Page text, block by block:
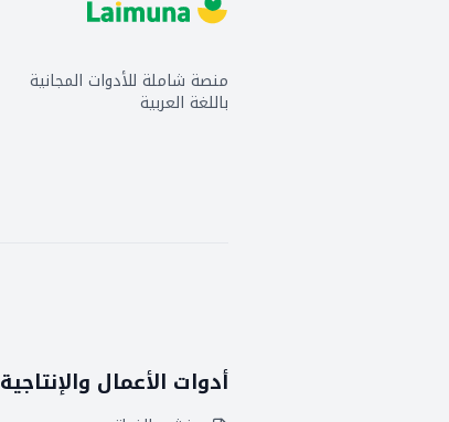
منصة شاملة للأدوات المجانية
باللغة العربية
أدوات الأعمال والإنتاجية